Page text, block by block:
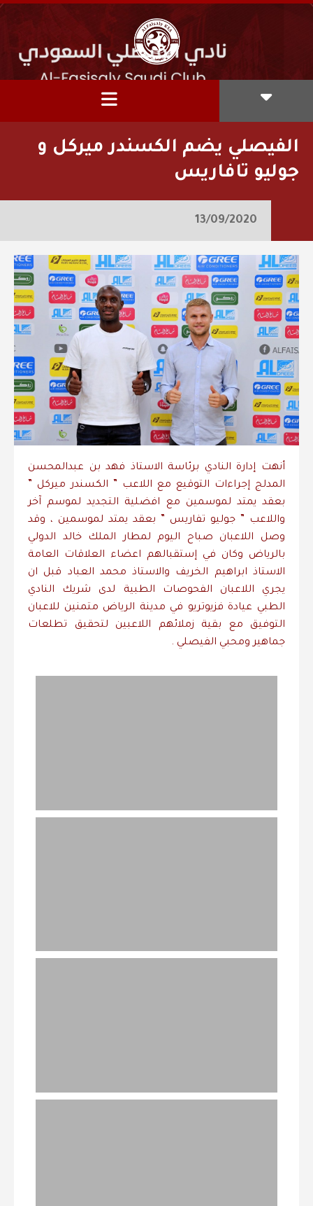
الفيصلي يضم الكسندر ميركل و
جوليو تافاريس
13/09/2020
أنهت إدارة النادي برئاسة الاستاذ فهد بن عبدالمحسن
المدلج إجراءات التوقيع مع اللاعب ” الكسندر ميركل ”
بعقد يمتد لموسمين مع افضلية التجديد لموسم آخر
واللاعب ” جوليو تفاريس ” بعقد يمتد لموسمين ، وقد
وصل اللاعبان صباح اليوم لمطار الملك خالد الدولي
بالرياض وكان في إستقبالهم اعضاء العلاقات العامة
الاستاذ ابراهيم الخريف والاستاذ محمد العباد قبل ان
يجري اللاعبان الفحوصات الطبية لدى شريك النادي
الطبي عيادة فزيوتريو في مدينة الرياض متمنين للاعبان
التوفيق مع بقية زملائهم اللاعبين لتحقيق تطلعات
جماهير ومحبي الفيصلي .